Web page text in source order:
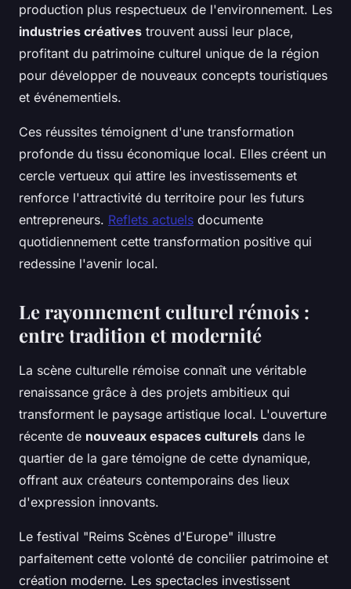
production plus respectueux de l'environnement. Les
industries créatives trouvent aussi leur place,
profitant du patrimoine culturel unique de la région
pour développer de nouveaux concepts touristiques
et événementiels.
Ces réussites témoignent d'une transformation
profonde du tissu économique local. Elles créent un
cercle vertueux qui attire les investissements et
renforce l'attractivité du territoire pour les futurs
entrepreneurs. Reflets actuels documente
quotidiennement cette transformation positive qui
redessine l'avenir local.
Le rayonnement culturel rémois :
entre tradition et modernité
La scène culturelle rémoise connaît une véritable
renaissance grâce à des projets ambitieux qui
transforment le paysage artistique local. L'ouverture
récente de nouveaux espaces culturels dans le
quartier de la gare témoigne de cette dynamique,
offrant aux créateurs contemporains des lieux
d'expression innovants.
Le festival "Reims Scènes d'Europe" illustre
parfaitement cette volonté de concilier patrimoine et
création moderne. Les spectacles investissent